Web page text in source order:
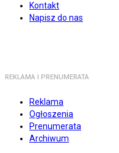
Kontakt
Napisz do nas
REKLAMA I PRENUMERATA
Reklama
Ogłoszenia
Prenumerata
Archiwum